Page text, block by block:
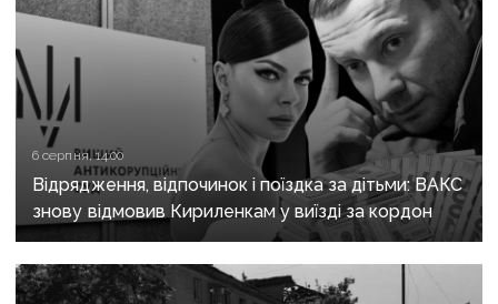
6 серпня, 14:00
Відрядження, відпочинок і поїздка за дітьми: ВАКС
знову відмовив Кириленкам у виїзді за кордон